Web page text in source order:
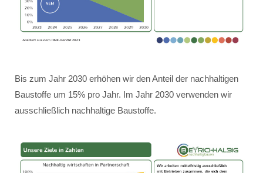
Bis zum Jahr 2030 erhöhen wir den Anteil der nachhaltigen
Baustoffe um 15% pro Jahr. Im Jahr 2030 verwenden wir
ausschließlich nachhaltige Baustoffe.